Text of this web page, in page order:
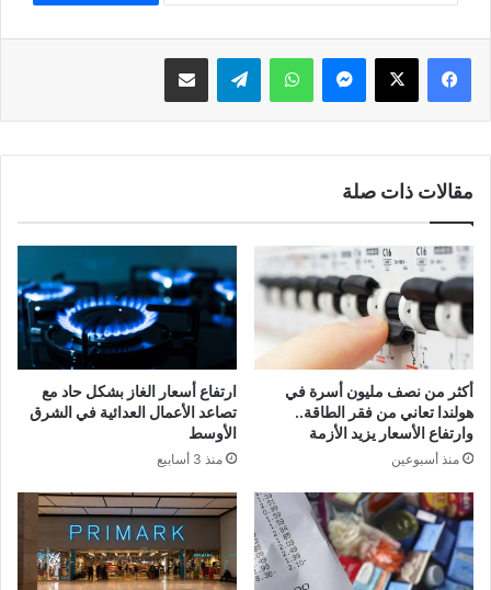
فيسبوك ‫X ماسنجر واتساب تيلقرام مشاركة عبر البريد
مقالات ذات صلة
أكثر من نصف مليون أسرة في
هولندا تعاني من فقر الطاقة..
وارتفاع الأسعار يزيد الأزمة
منذ أسبوعين
ارتفاع أسعار الغاز بشكل حاد مع
تصاعد الأعمال العدائية في الشرق
الأوسط
منذ 3 أسابيع